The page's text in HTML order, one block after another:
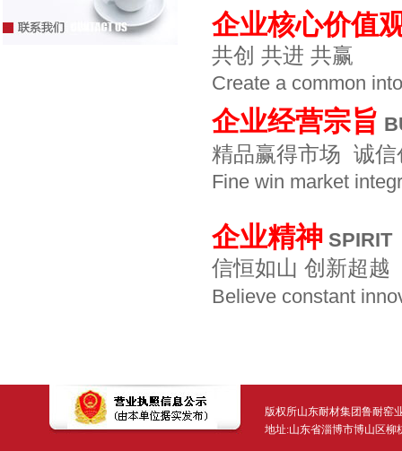
企业核心价值
共创 共进 共赢
Create a common
企业经营宗旨
精品赢得市场 诚信
Fine win market
企业精神 SPIRIT
信恒如山 创新超越
Believe constant
版权所山东耐材集团鲁耐窑业
地址:山东省淄博市博山区柳